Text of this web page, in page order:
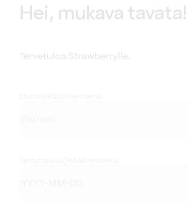
Hei, mukava tavata!
Tervetuloa Strawberrylle.